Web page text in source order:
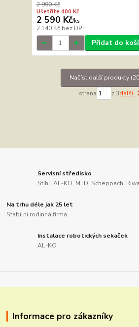
2 990 Kč
Ušetříte 400 Kč
2 590 Kč/ks
2 140 Kč bez DPH
Přidat do
Načíst další produkty
strana z 3další
Servisní středisko
Stihl, AL-KO, MTD, Scheppach,
Na trhu déle jak 25 let
Stabilní rodinná firma
Instalace robotických sekaček
AL-KO
Informace pro zákazníky